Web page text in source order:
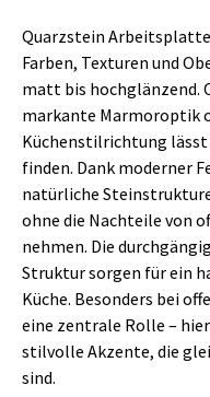
Quarzstein
Farben, Texturen und
matt bis hochglänzend.
markante Marmoroptik
Küchenstilrichtung lässt
finden. Dank moderner
natürliche
ohne die Nachteile von
nehmen. Die
Struktur sorgen für ein
Küche. Besonders bei
eine zentrale Rolle –
stilvolle Akzente, die
sind.